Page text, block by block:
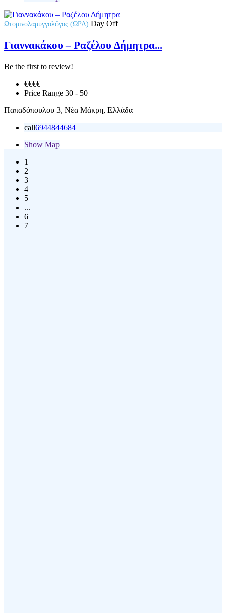
Ωτορινολαρυγγολόγος (ΩΡΛ) Day Off
Γιαννακάκου – Ραζέλου Δήμητρα...
Be the first to review!
€€€€
Price Range 30 - 50
Παπαδόπουλου 3, Νέα Μάκρη, Ελλάδα
call6944844684
Show Map
1
2
3
4
5
...
6
7